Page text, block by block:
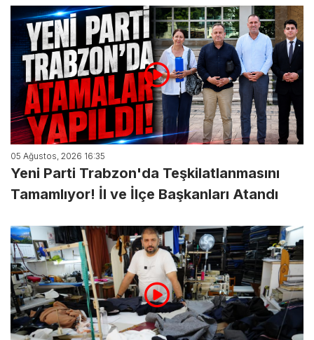
05 Ağustos, 2026 16:35
Yeni Parti Trabzon'da Teşkilatlanmasını
Tamamlıyor! İl ve İlçe Başkanları Atandı